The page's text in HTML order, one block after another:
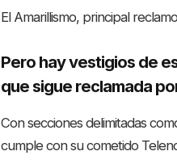
El Amarillismo, principal
Pero hay vestigios de
que sigue reclamada
Con secciones delimitadas
cumple con su cometido